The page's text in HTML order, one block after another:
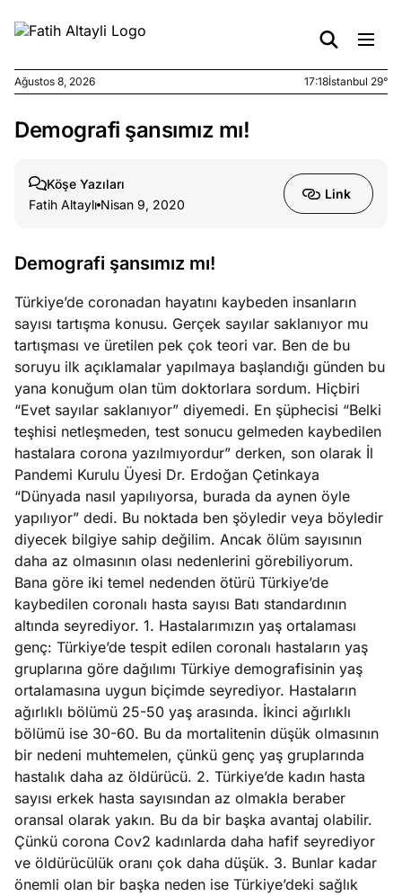
Ağustos
kirli
6, 2026
yasalar
Ağustos
5, 2026
stok
caiz
Köşe
Yazıları
Spor
Yazıları
Yazıları
Ağustos 8, 2026 17:18İstanbul 29°
Demografi şansımız mı!
Köşe Yazıları
Fatih Altaylı Nisan 9, 2020
Link
Demografi şansımız mı!
Türkiye’de coronadan hayatını kaybeden insanların
sayısı tartışma konusu. Gerçek sayılar saklanıyor mu
tartışması ve üretilen pek çok teori var. Ben de bu
soruyu ilk açıklamalar yapılmaya başlandığı günden bu
yana konuğum olan tüm doktorlara sordum. Hiçbiri
“Evet sayılar saklanıyor” diyemedi. En şüphecisi “Belki
teşhisi netleşmeden, test sonucu gelmeden kaybedilen
hastalara corona yazılmıyordur” derken, son olarak İl
Pandemi Kurulu Üyesi Dr. Erdoğan Çetinkaya
“Dünyada nasıl yapılıyorsa, burada da aynen öyle
yapılıyor” dedi. Bu noktada ben şöyledir veya böyledir
diyecek bilgiye sahip değilim. Ancak ölüm sayısının
daha az olmasının olası nedenlerini görebiliyorum.
Bana göre iki temel nedenden ötürü Türkiye’de
kaybedilen coronalı hasta sayısı Batı standardının
altında seyrediyor. 1. Hastalarımızın yaş ortalaması
genç: Türkiye’de tespit edilen coronalı hastaların yaş
gruplarına göre dağılımı Türkiye demografisinin yaş
ortalamasına uygun biçimde seyrediyor. Hastaların
ağırlıklı bölümü 25-50 yaş arasında. İkinci ağırlıklı
bölümü ise 30-60. Bu da mortalitenin düşük olmasının
bir nedeni muhtemelen, çünkü genç yaş gruplarında
hastalık daha az öldürücü. 2. Türkiye’de kadın hasta
sayısı erkek hasta sayısından az olmakla beraber
oransal olarak yakın. Bu da bir başka avantaj olabilir.
Çünkü corona Cov2 kadınlarda daha hafif seyrediyor
ve öldürücülük oranı çok daha düşük. 3. Bunlar kadar
önemli olan bir başka neden ise Türkiye’deki sağlık